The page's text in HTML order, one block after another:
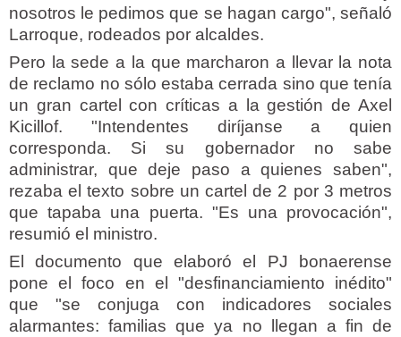
nosotros le pedimos que se hagan cargo", señaló
Larroque, rodeados por alcaldes.
Pero la sede a la que marcharon a llevar la nota
de reclamo no sólo estaba cerrada sino que tenía
un gran cartel con críticas a la gestión de Axel
Kicillof. "Intendentes diríjanse a quien
corresponda. Si su gobernador no sabe
administrar, que deje paso a quienes saben",
rezaba el texto sobre un cartel de 2 por 3 metros
que tapaba una puerta. "Es una provocación",
resumió el ministro.
El documento que elaboró el PJ bonaerense
pone el foco en el "desfinanciamiento inédito"
que "se conjuga con indicadores sociales
alarmantes: familias que ya no llegan a fin de